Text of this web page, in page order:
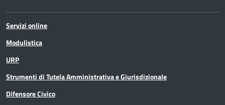
Servizi online
Modulistica
URP
Strumenti di Tutela Amministrativa e Giurisdizionale
Difensore Civico